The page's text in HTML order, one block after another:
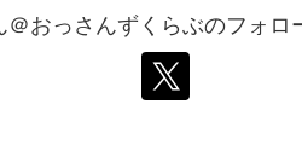
＠おっさんずくらぶのフォロ